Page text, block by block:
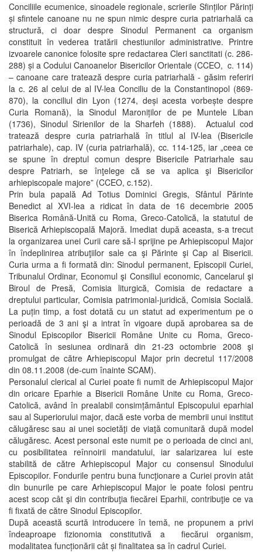
Conciliile ecumenice, sinoadele regionale, scrierile Sfinților Părinți
și sfintele canoane nu ne spun nimic despre curia patriarhală ca
structură, ci doar despre Sinodul Permanent ca organism
constituit în vederea tratării chestiunilor administrative. Printre
izvoarele canonice folosite spre redactarea Cleri sanctitati (c. 286-
288) și a Codului Canoanelor Bisericilor Orientale (CCEO, c. 114)
– canoane care tratează despre curia patriarhală - găsim referiri
la c. 26 al celui de al IV-lea Conciliu de la Constantinopol (869-
870), la conciliul din Lyon (1274, deși acesta vorbește despre
Curia Romană), la Sinodul Maroniților de pe Muntele Liban
(1736), Sinodul Sirienilor de la Sharfeh (1888). Actualul cod
tratează despre curia patriarhală în titlul al IV-lea (Bisericile
patriarhale), cap. IV (curia patriarhală), cc. 114-125, iar „ceea ce
se spune în dreptul comun despre Bisericile Patriarhale sau
despre Patriarh, se înţelege că se va aplica şi Bisericilor
arhiepiscopale majore” (CCEO, c.152).
Prin bula papală Ad Totius Dominici Gregis, Sfântul Părinte
Benedict al XVI-lea a ridicat în data de 16 decembrie 2005
Biserica Română-Unită cu Roma, Greco-Catolică, la statutul de
Biserică Arhiepiscopală Majoră. Imediat după aceasta, s-a trecut
la organizarea unei Curii care să-l sprijine pe Arhiepiscopul Major
în îndeplinirea atribuţiilor sale ca şi Părinte şi Cap al Bisericii.
Curia urma a fi formată din: Sinodul permanent, Episcopii Curiei,
Tribunalul Ordinar, Economul şi Consiliul economic, Cancelarul şi
Biroul de Presă, Comisia liturgică, Comisia de redactare a
dreptului particular, Comisia patrimonial-juridică, Comisia Socială.
La puțin timp, a fost dotată cu un statut ad experimentum pe o
perioadă de 3 ani şi a intrat în vigoare după aprobarea sa de
Sinodul Episcopilor Bisericii Române Unite cu Roma, Greco-
Catolică în sesiunea ordinară din 21-23 octombrie 2008 şi
promulgat de către Arhiepiscopul Major prin decretul 117/2008
din 08.11.2008 (de-cum înainte SCAM).
Personalul clerical al Curiei poate fi numit de Arhiepiscopul Major
din oricare Eparhie a Bisericii Române Unite cu Roma, Greco-
Catolică, având în prealabil consimțământul Episcopului eparhial
sau al Superiorului major, dacă este vorba de membrii unui institut
călugăresc sau ai unei societăţi de viaţă comunitară după model
călugăresc. Acest personal este numit pe o perioada de cinci ani,
cu posibilitatea reînnoirii mandatului, iar salarizarea lui este
stabilită de către Arhiepiscopul Major cu consensul Sinodului
Episcopilor. Fondurile pentru buna funcţionare a Curiei provin atât
din bunurile pe care Arhiepiscopul Major le poate folosi pentru
acest scop cât şi din contribuţia fiecărei Eparhii, contribuţie ce va
fi fixată de către Sinodul Episcopilor.
După această scurtă introducere în temă, ne propunem a privi
îndeaproape fizionomia constitutivă a fiecărui organism,
modalitatea funcționării cât și finalitatea sa în cadrul Curiei.